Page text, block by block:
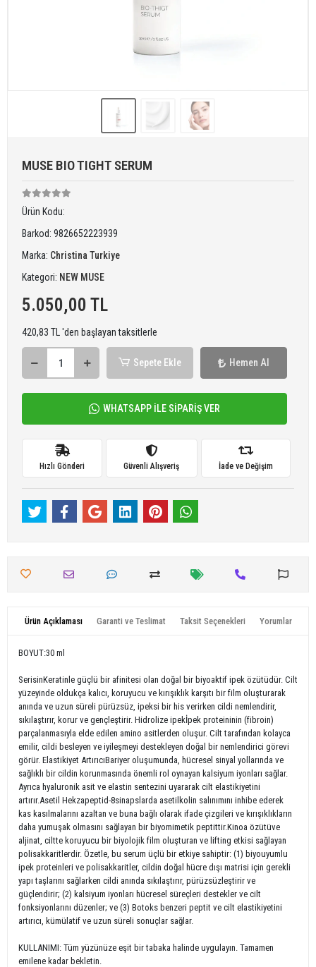
MUSE BIO TIGHT SERUM
Ürün Kodu:
Barkod: 9826652223939
Marka: Christina Turkiye
Kategori: NEW MUSE
5.050,00 TL
420,83 TL 'den başlayan taksitlerle
Sepete Ekle Hemen Al
WHATSAPP İLE SİPARİŞ VER
Hızlı Gönderi Güvenli Alışveriş İade ve Değişim
Ürün Açıklaması Garanti ve Teslimat Taksit Seçenekleri Yorumlar
BOYUT:30 ml
SerisinKeratinle güçlü bir afinitesi olan doğal bir biyoaktif ipek özütüdür. Cilt
yüzeyinde oldukça kalıcı, koruyucu ve kırışıklık karşıtı bir film oluşturarak
anında ve uzun süreli pürüzsüz, ipeksi bir his verirken cildi nemlendirir,
sıkılaştırır, korur ve gençleştirir. Hidrolize ipekİpek proteininin (fibroin)
parçalanmasıyla elde edilen amino asitlerden oluşur. Cilt tarafından kolayca
emilir, cildi besleyen ve iyileşmeyi destekleyen doğal bir nemlendirici görevi
görür. Elastikiyet ArtırıcıBariyer oluşumunda, hücresel sinyal yollarında ve
sağlıklı bir cildin korunmasında önemli rol oynayan kalsiyum iyonları sağlar.
Ayrıca hyaluronik asit ve elastin sentezini uyararak cilt elastikiyetini
artırır.Asetil Hekzapeptid-8sinapslarda asetilkolin salınımını inhibe ederek
kas kasılmalarını azaltan ve buna bağlı olarak ifade çizgileri ve kırışıklıkların
daha yumuşak olmasını sağlayan bir biyomimetik peptittir.Kinoa özütüve
aljinat, ciltte koruyucu bir biyolojik film oluşturan ve lifting etkisi sağlayan
polisakkaritlerdir. Özetle, bu serum üçlü bir etkiye sahiptir: (1) biyouyumlu
ipek proteinleri ve polisakkaritler, cildin doğal hücre dışı matrisi için gerekli
yapı taşlarını sağlarken cildi anında sıkılaştırır, pürüzsüzleştirir ve
güçlendirir; (2) kalsiyum iyonları hücresel süreçleri destekler ve cilt
fonksiyonlarını düzenler; ve (3) Botoks benzeri peptit ve cilt elastikiyetini
artırıcı, kümülatif ve uzun süreli sonuçlar sağlar.
KULLANIMI: Tüm yüzünüze eşit bir tabaka halinde uygulayın. Tamamen
emilene kadar bekletin.